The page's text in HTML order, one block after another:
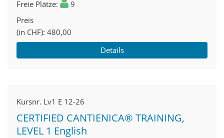
Freie Plätze
9
Preis
(in CHF) 480,00
Details
Kursnr. Lv1 E 12-26
CERTIFIED CANTIENICA® TRAINING,
LEVEL 1 English